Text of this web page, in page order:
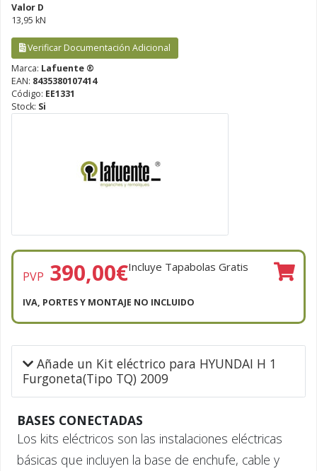
Valor D
13,95 kN
Verificar Documentación Adicional
Marca: Lafuente ®
EAN: 8435380107414
Código: EE1331
Stock: Si
PVP 390,00€Incluye Tapabolas Gratis
IVA, PORTES Y MONTAJE NO INCLUIDO
Añade un Kit eléctrico para HYUNDAI H 1
Furgoneta(Tipo TQ) 2009
BASES CONECTADAS
Los kits eléctricos son las instalaciones eléctricas
básicas que incluyen la base de enchufe, cable y